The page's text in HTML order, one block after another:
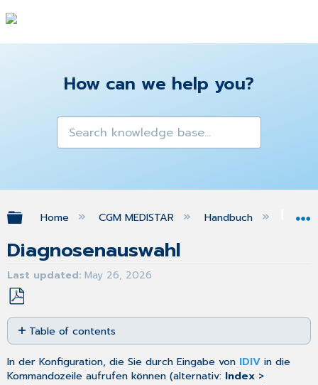
How can we help you?
Expand/collapse global hierarchy
Home CGM MEDISTAR Handbuch
Diagnosenauswahl
Last updated May 26, 2026
Save
as
PDF
Table of contents
Kodierungsregister:
In der Konfiguration, die Sie durch Eingabe von IDIV in die
Kommandozeile aufrufen können (alternativ: Index >